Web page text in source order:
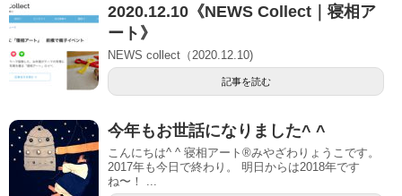
2020.12.10《NEWS Collect｜寝相ア
ート》
NEWS collect（2020.12.10)
記事を読む
今年もお世話になりました^ ^
こんにちは^ ^ 寝相アート®︎みやざわりょうこです。
2017年も今日で終わり。 明日からは2018年です
ね〜！ ...